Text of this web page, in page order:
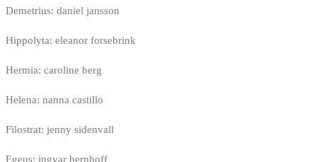
Demetrius: daniel jansson
Hippolyta: eleanor forsebrink
Hermia: caroline berg
Helena: nanna castillo
Filostrat: jenny sidenvall
Egeus: ingvar bernhoff